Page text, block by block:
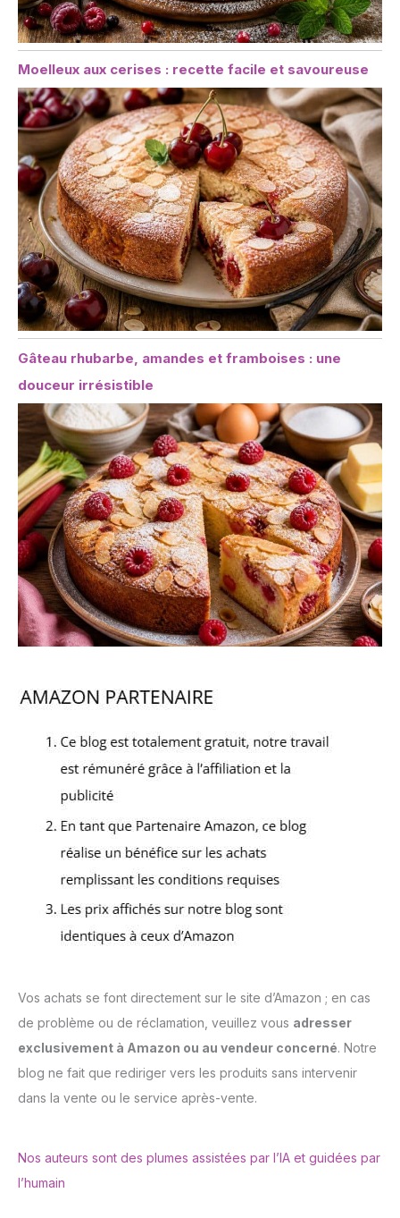
Moelleux aux cerises : recette facile et savoureuse
Gâteau rhubarbe, amandes et framboises : une
douceur irrésistible
Vos achats se font directement sur le site d’Amazon ; en cas
de problème ou de réclamation, veuillez vous adresser
exclusivement à Amazon ou au vendeur concerné. Notre
blog ne fait que rediriger vers les produits sans intervenir
dans la vente ou le service après-vente.
Nos auteurs sont des plumes assistées par l’IA et guidées par
l’humain